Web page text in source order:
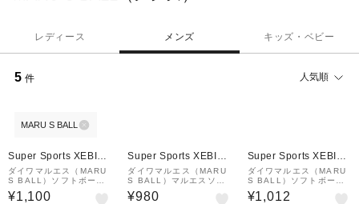
レディース メンズ キッズ・ベビー
5 件 人気順
MARU S BALL
Super Sports XEBIO
&mall店
ダイワマルエス（MARU
S BALL）ソフトボール
12インチ球 11306
¥1,100
Super Sports XEBIO
&mall店
ダイワマルエス（MARU
S BALL）マルエスソフ
トS3CHP 自主練
¥980
Super Sports XEBIO
&mall店
ダイワマルエス（MARU
S BALL）ソフトボール
11インチ球 11206
¥1,012